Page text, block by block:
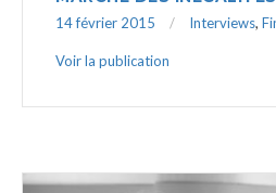
14 février 2015 Interviews,
Voir la publication